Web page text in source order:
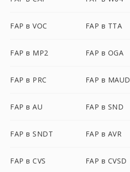
FAP в VOC FAP в TTA
FAP в MP2 FAP в OGA
FAP в PRC FAP в MAUD
FAP в AU FAP в SND
FAP в SNDT FAP в AVR
FAP в CVS FAP в CVSD